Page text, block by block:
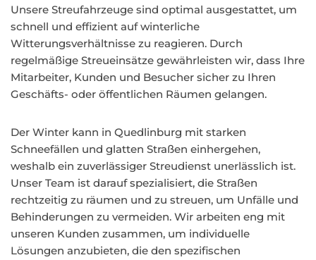
Unsere Streufahrzeuge sind optimal ausgestattet, um
schnell und effizient auf winterliche
Witterungsverhältnisse zu reagieren. Durch
regelmäßige Streueinsätze gewährleisten wir, dass Ihre
Mitarbeiter, Kunden und Besucher sicher zu Ihren
Geschäfts- oder öffentlichen Räumen gelangen.
Der Winter kann in Quedlinburg mit starken
Schneefällen und glatten Straßen einhergehen,
weshalb ein zuverlässiger Streudienst unerlässlich ist.
Unser Team ist darauf spezialisiert, die Straßen
rechtzeitig zu räumen und zu streuen, um Unfälle und
Behinderungen zu vermeiden. Wir arbeiten eng mit
unseren Kunden zusammen, um individuelle
Lösungen anzubieten, die den spezifischen